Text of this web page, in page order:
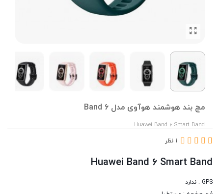
مچ بند هوشمند هوآوی مدل Band 6
Huawei Band 6 Smart Band
1 نظر
Huawei Band 6 Smart Band
GPS : ندارد